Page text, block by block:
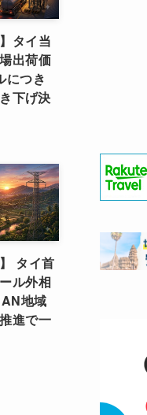
タイ当
出荷価
につき
下げ決
タイ首
ル外相
地域
進で一